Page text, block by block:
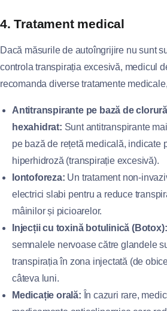
4. Tratament medical
Dacă măsurile de autoîngrijire nu sunt
controla transpirația excesivă, medicul
recomanda diverse tratamente
Antitranspirante pe bază de
hexahidrat: Sunt antitranspirante
pe bază de rețetă medicală, indicate
hiperhidroză (transpirație excesivă).
Iontoforeza: Un tratament non-
electrici slabi pentru a reduce
mâinilor și picioarelor.
Injecții cu toxină botulinică (Botox):
semnalele nervoase către glandele
transpirația în zona injectată (de
câteva luni.
Medicație orală: În cazuri rare,